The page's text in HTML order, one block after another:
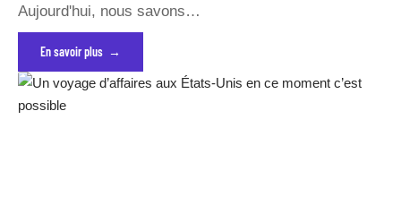
Aujourd'hui, nous savons…
En savoir plus